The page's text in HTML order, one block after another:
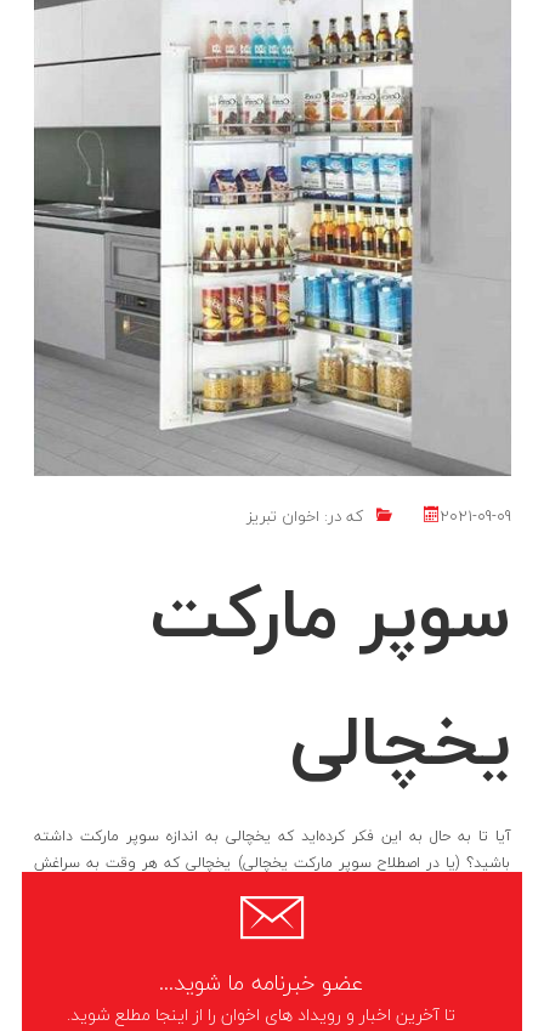
2021-09-09 که در: اخوان تبریز
سوپر مارکت
یخچالی
آیا تا به حال به این فکر کرده‌اید که یخچالی به اندازه سوپر مارکت داشته
باشید؟ (یا در اصطلاح سوپر مارکت یخچالی) یخچالی که هر وقت به سراغش
عضو خبرنامه ما شوید...
تا آخرین اخبار و رویداد های اخوان را از اینجا مطلع شوید.